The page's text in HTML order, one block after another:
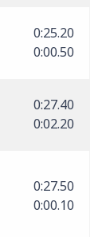
0:25.20
0:00.50
0:27.40
0:02.20
0:27.50
0:00.10